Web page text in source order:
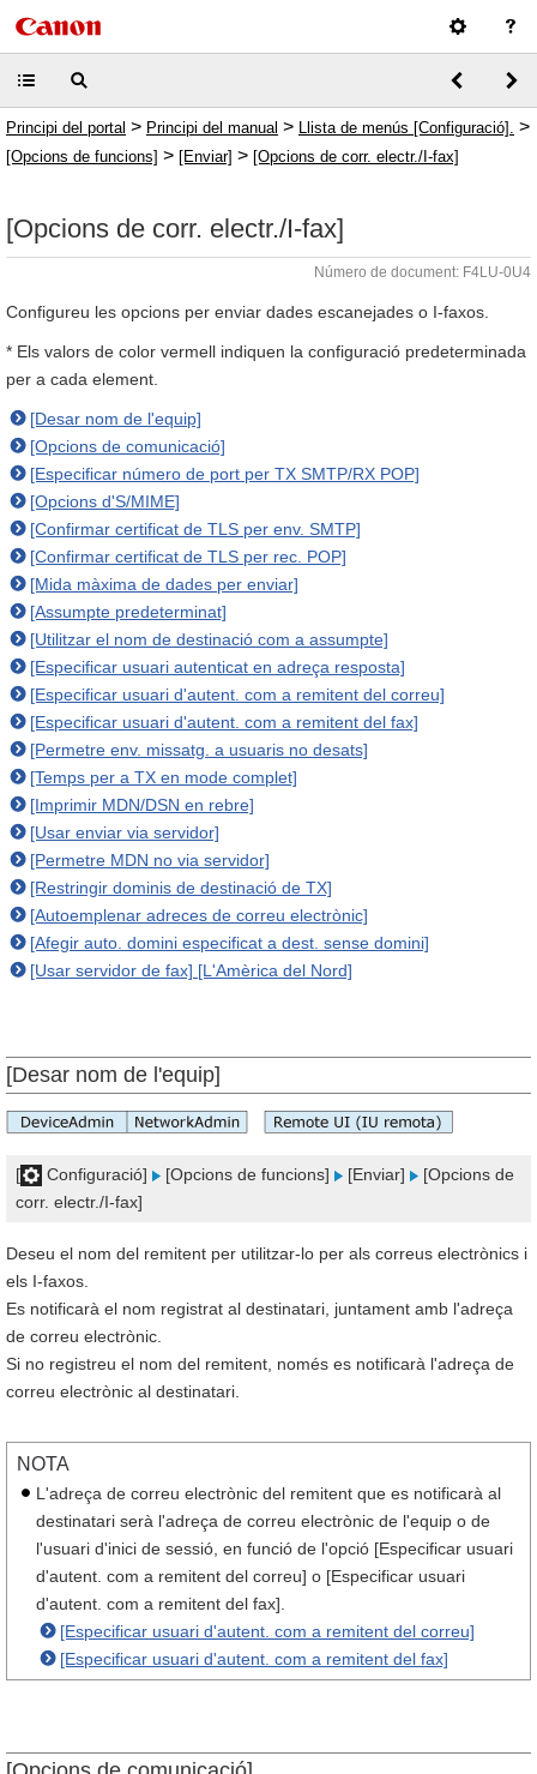
Principi del portal > Principi del manual > Llista de menús [Configuració]. >
[Opcions de funcions] > [Enviar] > [Opcions de corr. electr./I-fax]
[Opcions de corr. electr./I-fax]
Número de document: F4LU-0U4
Configureu les opcions per enviar dades escanejades o I-faxos.
* Els valors de color vermell indiquen la configuració predeterminada
per a cada element.
[Desar nom de l'equip]
[Opcions de comunicació]
[Especificar número de port per TX SMTP/RX POP]
[Opcions d'S/MIME]
[Confirmar certificat de TLS per env. SMTP]
[Confirmar certificat de TLS per rec. POP]
[Mida màxima de dades per enviar]
[Assumpte predeterminat]
[Utilitzar el nom de destinació com a assumpte]
[Especificar usuari autenticat en adreça resposta]
[Especificar usuari d'autent. com a remitent del correu]
[Especificar usuari d'autent. com a remitent del fax]
[Permetre env. missatg. a usuaris no desats]
[Temps per a TX en mode complet]
[Imprimir MDN/DSN en rebre]
[Usar enviar via servidor]
[Permetre MDN no via servidor]
[Restringir dominis de destinació de TX]
[Autoemplenar adreces de correu electrònic]
[Afegir auto. domini especificat a dest. sense domini]
[Usar servidor de fax] [L'Amèrica del Nord]
[Desar nom de l'equip]
[ Configuració] [Opcions de funcions] [Enviar]
[Opcions de
corr. electr./I-fax]
Deseu el nom del remitent per utilitzar-lo per als correus electrònics i
els I-faxos.
Es notificarà el nom registrat al destinatari, juntament amb l'adreça
de correu electrònic.
Si no registreu el nom del remitent, només es notificarà l'adreça de
correu electrònic al destinatari.
NOTA
L'adreça de correu electrònic del remitent que es notificarà al
destinatari serà l'adreça de correu electrònic de l'equip o de
l'usuari d'inici de sessió, en funció de l'opció [Especificar usuari
d'autent. com a remitent del correu] o [Especificar usuari
d'autent. com a remitent del fax].
[Especificar usuari d'autent. com a remitent del correu]
[Especificar usuari d'autent. com a remitent del fax]